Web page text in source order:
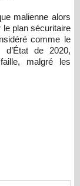
malienne alors
plan sécuritaire
comme le
de 2020,
malgré les